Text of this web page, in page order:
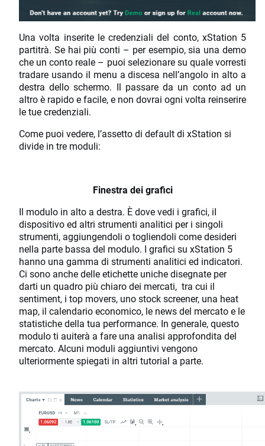
Una volta inserite le credenziali del conto, xStation 5
partitrà. Se hai più conti – per esempio, sia una demo
che un conto reale – puoi selezionare su quale vorresti
tradare usando il menu a discesa nell’angolo in alto a
destra dello schermo. Il passare da un conto ad un
altro è rapido e facile, e non dovrai ogni volta reinserire
le tue credenziali.
Come puoi vedere, l’assetto di default di xStation si
divide in tre moduli:
Finestra dei grafici
Il modulo in alto a destra. È dove vedi i grafici, iI
dispositivo ed altri strumenti analitici per i singoli
strumenti, aggiungendoli o togliendoli come desideri
nella parte bassa del modulo. I grafici su xStation 5
hanno una gamma di strumenti analitici ed indicatori.
Ci sono anche delle etichette uniche disegnate per
darti un quadro più chiaro dei mercati, tra cui il
sentiment, i top movers, uno stock screener, una heat
map, il calendario economico, le news del mercato e le
statistiche della tua performance. In generale, questo
modulo ti auiterà a fare una analisi approfondita del
mercato. Alcuni moduli aggiuntivi vengono
ulteriormente spiegati in altri tutorial a parte.